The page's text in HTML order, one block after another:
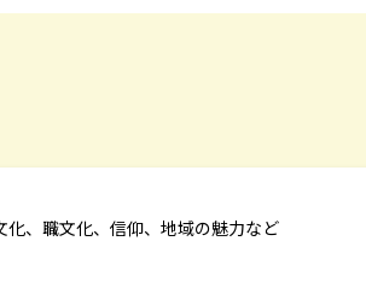
、職文化、信仰、地域の魅力など